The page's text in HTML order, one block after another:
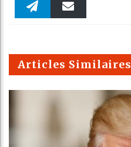
Faceboo Twitter
m
Articles Similaires